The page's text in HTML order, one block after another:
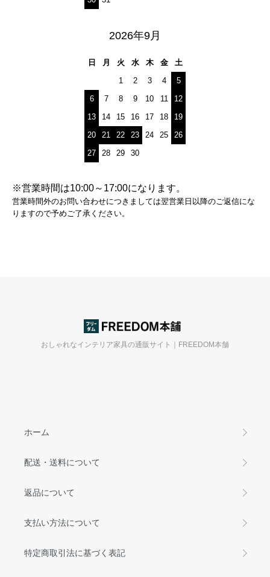
2026年9月
日 月 火 水 木 金
土
1
2 3 4
5
6
7 8 9 10 11
12
13
14 15 16 17 18
19
20
21 22 23 24 25
26
27
28 29 30
※営業時間は10:00～17:00になります。
営業時間外のお問い合わせにつきましては翌営業日以降のご返信にな
りますので予めご了承ください。
おしゃれなインテリア家具の通販サイト｜FREEDOM本舗
ホーム
配送・送料について
返品について
支払い方法について
特定商取引法に基づく表記